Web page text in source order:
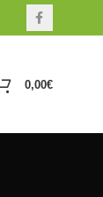
0,00€